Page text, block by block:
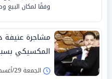
وفقًا لمكان البيع
مشاجرة
المكسيكي
العسكري
الجمعة 29/أغسطس/2025 - 05:27 م